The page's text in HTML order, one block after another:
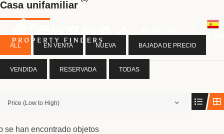
Casa unifamiliar
ALL EN VENTA NUEVA BAJADA DE PRECIO
VENDIDA RESERVADA TODAS
Price (Low to High)
se han encontrado objetos